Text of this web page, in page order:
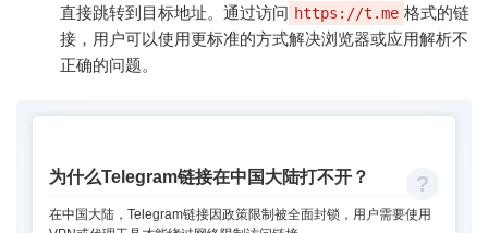
直接跳转到目标地址。通过访问 https://t.me 格式的链
接，用户可以使用更标准的方式解决浏览器或应用解析不
正确的问题。
为什么Telegram链接在中国大陆打不开？
在中国大陆，Telegram链接因政策限制被全面封锁，用户需要使用